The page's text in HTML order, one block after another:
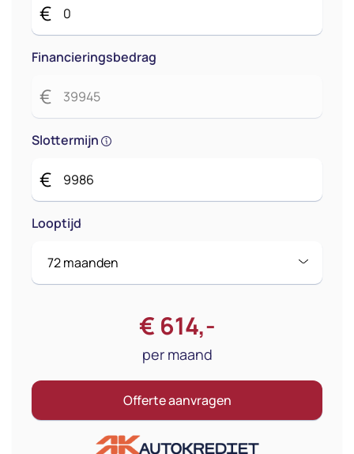
€
Financieringsbedrag
€
Slottermijn
€
Looptijd
€ 614,-
per maand
Offerte aanvragen